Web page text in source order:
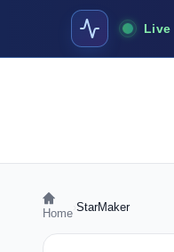
Live
Home StarMaker